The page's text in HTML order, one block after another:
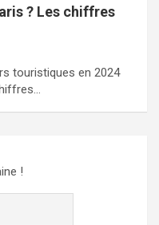
? Les chiffres
touristiques en 2024
!